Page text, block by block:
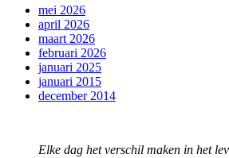
mei 2026
april 2026
maart 2026
februari 2026
januari 2025
januari 2015
december 2014
Elke dag het verschil maken in het